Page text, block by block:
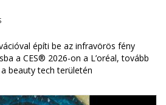
építi be az infravörös fény
a CES® 2026-on a L’oréal, tovább
beauty tech területén